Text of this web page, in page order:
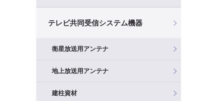
テレビ共同受信システム機器
衛星放送用アンテナ
地上放送用アンテナ
建柱資材